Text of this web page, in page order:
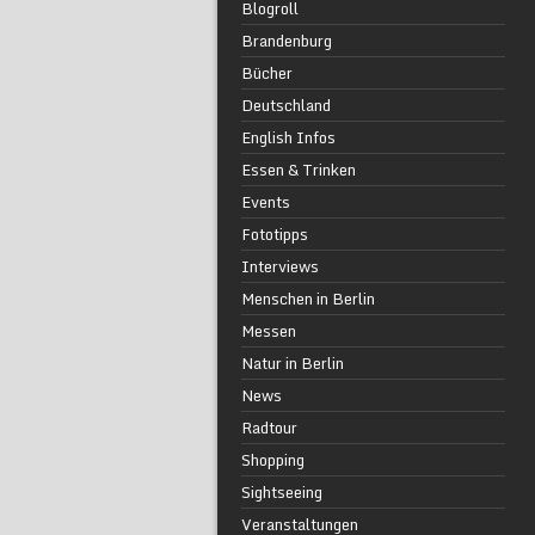
Blogroll
Brandenburg
Bücher
Deutschland
English Infos
Essen & Trinken
Events
Fototipps
Interviews
Menschen in Berlin
Messen
Natur in Berlin
News
Radtour
Shopping
Sightseeing
Veranstaltungen